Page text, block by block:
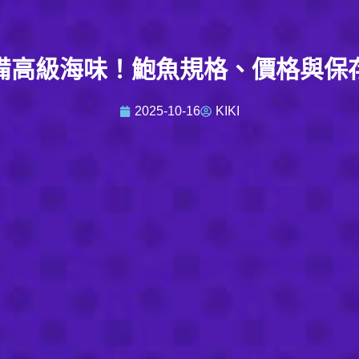
高級海味！鮑魚規格、價格與保
2025-10-16 KIKI